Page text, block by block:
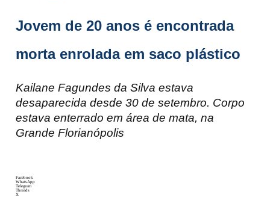
Jovem de 20 anos é encontrada
morta enrolada em saco plástico
Kailane Fagundes da Silva estava
desaparecida desde 30 de setembro. Corpo
estava enterrado em área de mata, na
Grande Florianópolis
Facebook
WhatsApp
Telegram
Threads
X